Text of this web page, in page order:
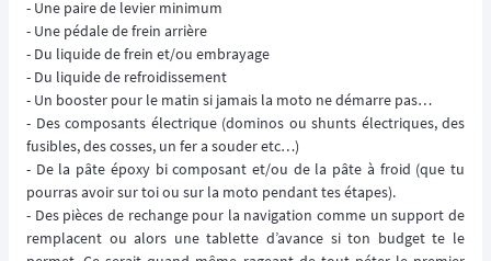
- Une paire de levier minimum
- Une pédale de frein arrière
- Du liquide de frein et/ou embrayage
- Du liquide de refroidissement
- Un booster pour le matin si jamais la moto ne démarre pas…
- Des composants électrique (dominos ou shunts électriques, des
fusibles, des cosses, un fer a souder etc…)
- De la pâte époxy bi composant et/ou de la pâte à froid (que tu
pourras avoir sur toi ou sur la moto pendant tes étapes).
- Des pièces de rechange pour la navigation comme un support de
remplacent ou alors une tablette d’avance si ton budget te le